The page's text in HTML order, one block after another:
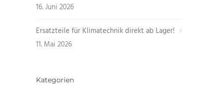
16. Juni 2026
Ersatzteile für Klimatechnik direkt ab Lager!
11. Mai 2026
Kategorien